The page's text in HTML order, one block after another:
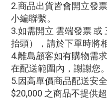
2.商品出貨皆會開立發
小編聯繫。
3.如需開立 雲端發票
抬頭），請於下單時將
4.離島顧客如有購物需
在配送範圍內，謝謝您。
5.因高單價商品配送安
$20,000 之商品不提供